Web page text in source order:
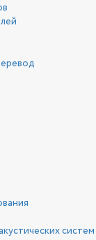
систем